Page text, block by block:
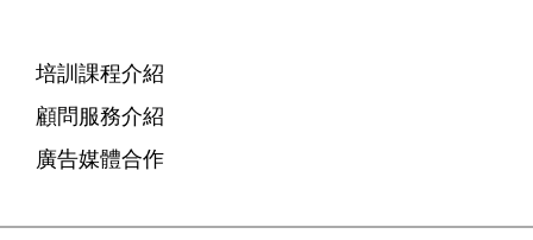
培訓課程介紹
顧問服務介紹
廣告媒體合作